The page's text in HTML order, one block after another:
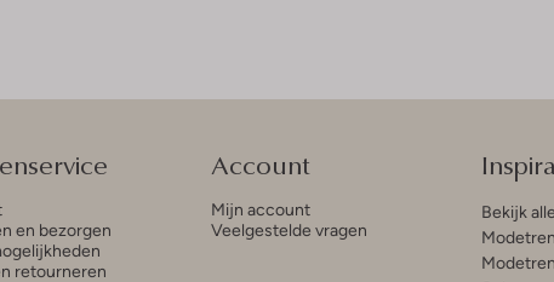
en bezorgen
retourneren
Account
Mijn account
Veelgestelde vragen
Bekijk